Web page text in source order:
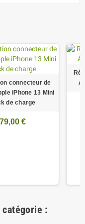
connecteur de
iPhone 13 Mini
de charge
79,00 €
: